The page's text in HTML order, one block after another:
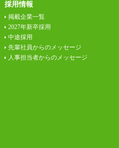
採用情報
掲載企業一覧
2027年新卒採用
中途採用
先輩社員からのメッセージ
人事担当者からのメッセージ